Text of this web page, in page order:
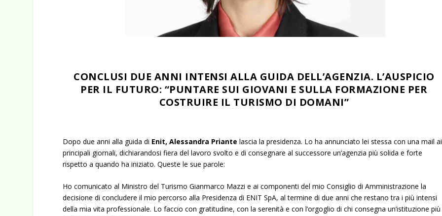
CONCLUSI DUE ANNI INTENSI ALLA GUIDA DELL’AGENZIA. L’AUSPICIO
PER IL FUTURO: “PUNTARE SUI GIOVANI E SULLA FORMAZIONE PER
COSTRUIRE IL TURISMO DI DOMANI”
Dopo due anni alla guida di Enit, Alessandra Priante lascia la presidenza. Lo ha annunciato lei stessa con una mail ai
principali giornali, dichiarandosi fiera del lavoro svolto e di consegnare al successore un’agenzia più solida e forte
rispetto a quando ha iniziato. Queste le sue parole:
Ho comunicato al Ministro del Turismo Gianmarco Mazzi e ai componenti del mio Consiglio di Amministrazione la
decisione di concludere il mio percorso alla Presidenza di ENIT SpA, al termine di due anni che restano tra i più intensi
della mia vita professionale. Lo faccio con gratitudine, con la serenità e con l’orgoglio di chi consegna un’istituzione più